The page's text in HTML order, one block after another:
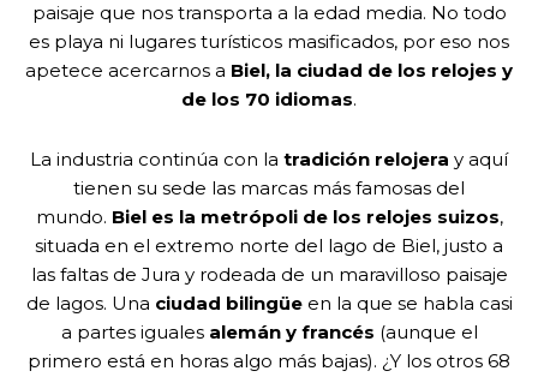
paisaje que nos transporta a la edad media. No todo
es playa ni lugares turísticos masificados, por eso nos
apetece acercarnos a Biel, la ciudad de los relojes y
de los 70 idiomas.
La industria continúa con la tradición relojera y aquí
tienen su sede las marcas más famosas del
mundo. Biel es la metrópoli de los relojes suizos,
situada en el extremo norte del lago de Biel, justo a
las faltas de Jura y rodeada de un maravilloso paisaje
de lagos. Una ciudad bilingüeen la que se habla casi
a partes iguales alemán y francés (aunque el
primero está en horas algo más bajas). ¿Y los otros 68